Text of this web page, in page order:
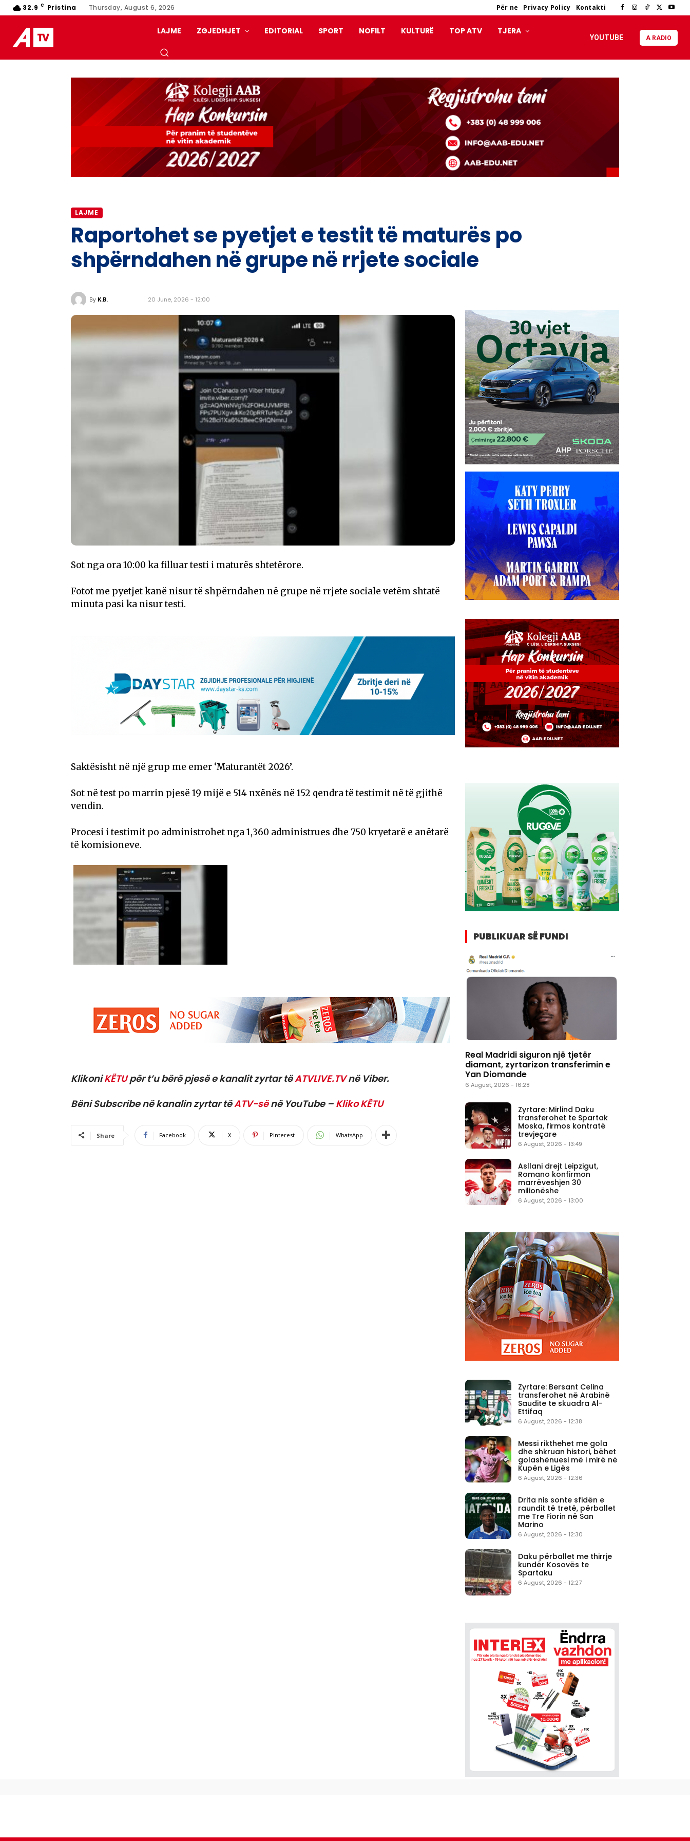
32.9 C Pristina Thursday, August 6, 2026 Për ne Privacy Policy Kontakti
LAJME ZGJEDHJET EDITORIAL SPORT NOFILT KULTURË TOP ATV TJERA
YOUTUBE A RADIO
LAJME
Raportohet se pyetjet e testit të maturës po
shpërndahen në grupe në rrjete sociale
By K.B. 20 June, 2026 - 12:00
Sot nga ora 10:00 ka filluar testi i maturës shtetërore.
Fotot me pyetjet kanë nisur të shpërndahen në grupe në rrjete sociale vetëm shtatë
minuta pasi ka nisur testi.
Saktësisht në një grup me emer ‘Maturantët 2026’.
Sot në test po marrin pjesë 19 mijë e 514 nxënës në 152 qendra të testimit në të gjithë
vendin.
Procesi i testimit po administrohet nga 1,360 administrues dhe 750 kryetarë e anëtarë
të komisioneve.
KlikoniKËTUpër t’u bërë pjesë e kanalit zyrtar tëATVLIVE.TVnë Viber.
Bëni Subscribe në kanalin zyrtar tëATV-sënë YouTube – Kliko KËTU
Share Facebook X Pinterest WhatsApp
PUBLIKUAR SË FUNDI
Real Madridi siguron një tjetër
diamant, zyrtarizon transferimin e
Yan Diomande
6 August, 2026 - 16:28
Zyrtare: Mirlind Daku
transferohet te Spartak
Moska, firmos kontratë
trevjeçare
6 August, 2026 - 13:49
Asllani drejt Leipzigut,
Romano konfirmon
marrëveshjen 30
milionëshe
6 August, 2026 - 13:00
Zyrtare: Bersant Celina
transferohet në Arabinë
Saudite te skuadra Al-
Ettifaq
6 August, 2026 - 12:38
Messi rikthehet me gola
dhe shkruan histori, bëhet
golashënuesi më i mirë në
Kupën e Ligës
6 August, 2026 - 12:36
Drita nis sonte sfidën e
raundit të tretë, përballet
me Tre Fiorin në San
Marino
6 August, 2026 - 12:30
Daku përballet me thirrje
kundër Kosovës te
Spartaku
6 August, 2026 - 12:27